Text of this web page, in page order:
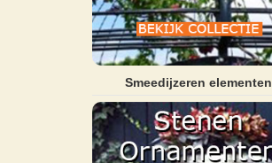
Smeedijzeren elementen